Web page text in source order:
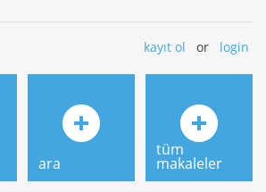
kayıt ol or login
ara
tüm
makaleler